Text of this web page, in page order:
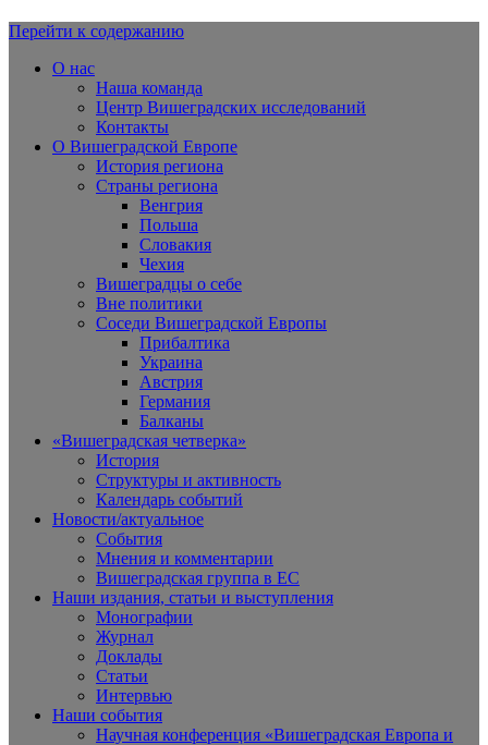
Вишеградская Европа
Перейти к содержанию
О нас
Наша команда
Центр Вишеградских исследований
Контакты
О Вишеградской Европе
История региона
Страны региона
Венгрия
Польша
Словакия
Чехия
Вишеградцы о себе
Вне политики
Соседи Вишеградской Европы
Прибалтика
Украина
Австрия
Германия
Балканы
«Вишеградская четверка»
История
Структуры и активность
Календарь событий
Новости/актуальное
События
Мнения и комментарии
Вишеградская группа в ЕС
Наши издания, статьи и выступления
Монографии
Журнал
Доклады
Статьи
Интервью
Наши события
Научная конференция «Вишеградская Европа и